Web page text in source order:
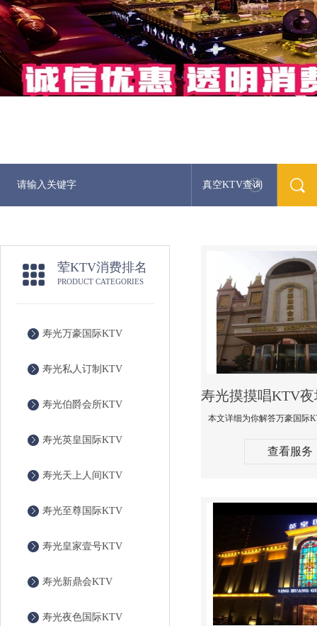
真空KTV查询 最
荤KTV消费排名
PRODUCT CATEGORIES
寿光万豪国际KTV
寿光私人订制KTV
寿光伯爵会所KTV
寿光英皇国际KTV
寿光天上人间KTV
寿光至尊国际KTV
寿光皇家壹号KTV
寿光新鼎会KTV
寿光夜色国际KTV
查看服务